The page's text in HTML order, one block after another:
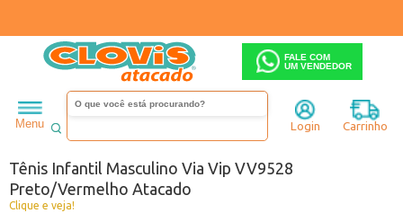
FALE COM
UM VENDEDOR
Menu Login Carrinho
Infantil Menino Tênis
Tênis Infantil Masculino Via Vip VV9528
Preto/Vermelho Atacado
Clique e veja!